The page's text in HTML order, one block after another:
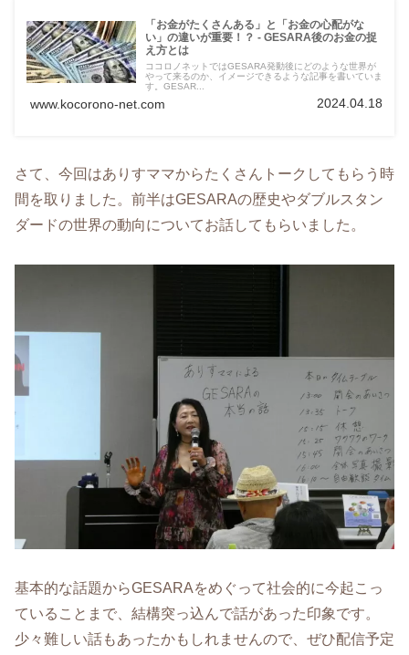
「お金がたくさんある」と「お金の心配がな
い」の違いが重要！？ - GESARA後のお金の捉
え方とは
ココロノネットではGESARA発動後にどのような世界が
やって来るのか、イメージできるような記事を書いていま
す。GESAR...
www.kocorono-net.com 2024.04.18
さて、今回はありすママからたくさんトークしてもらう時
間を取りました。前半はGESARAの歴史やダブルスタン
ダードの世界の動向についてお話してもらいました。
基本的な話題からGESARAをめぐって社会的に今起こっ
ていることまで、結構突っ込んで話があった印象です。
少々難しい話もあったかもしれませんので、ぜひ配信予定